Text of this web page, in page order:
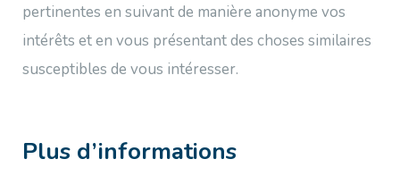
pertinentes en suivant de manière anonyme vos
intérêts et en vous présentant des choses similaires
susceptibles de vous intéresser.
Plus d’informations